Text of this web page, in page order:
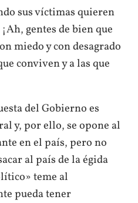
sus víctimas quieren
gentes de bien que
miedo y con desagrado
conviven y a las que
del Gobierno es
y, por ello, se opone al
en el país, pero no
al país de la égida
teme al
pueda tener